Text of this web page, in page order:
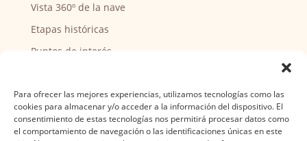
Para ofrecer las mejores experiencias, utilizamos tecnologías como las
cookies para almacenar y/o acceder a la información del dispositivo. El
consentimiento de estas tecnologías nos permitirá procesar datos como
el comportamiento de navegación o las identificaciones únicas en este
Vista 360º de la nave
Etapas históricas
Puntos de interés
Actividades y horarios